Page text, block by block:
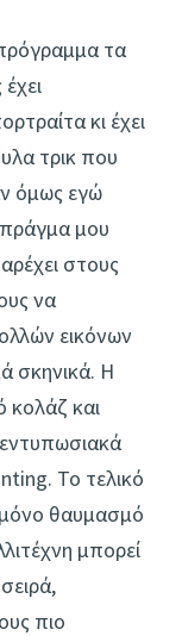
τα
κι έχει
τρικ που
όμως εγώ
μου
στους
να
εικόνων
σκηνικά. Η
κολάζ και
Το τελικό
μόνο θαυμασμό
μπορεί
πιο